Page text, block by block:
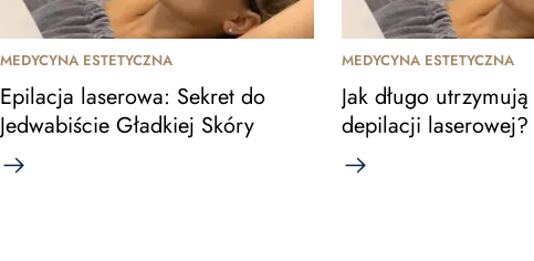
MEDYCYNA ESTETYCZNA
Epilacja laserowa: Sekret do
Jedwabiście Gładkiej Skóry
MEDYCYNA ESTETYCZNA
Jak długo
depilacji laserowej?